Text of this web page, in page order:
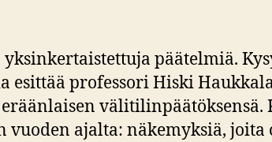
pelin
paluu
päätelmiä.
esittää professori Hiski
ajalta: näkemyksiä,